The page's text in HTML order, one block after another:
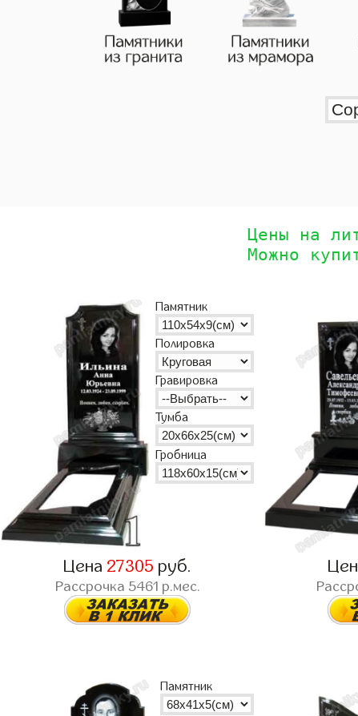
Цены на
Можно
Памятник
Полировка
Гравировка
Тумба
Гробница
Цена 27305 руб.
Рассрочка 5461 р.мес.
Памятник